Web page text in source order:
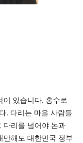
이 있습니다. 홍수로
. 다리는 마을 사람들
다리를 넘어야 논과
만해도 대한민국 정부